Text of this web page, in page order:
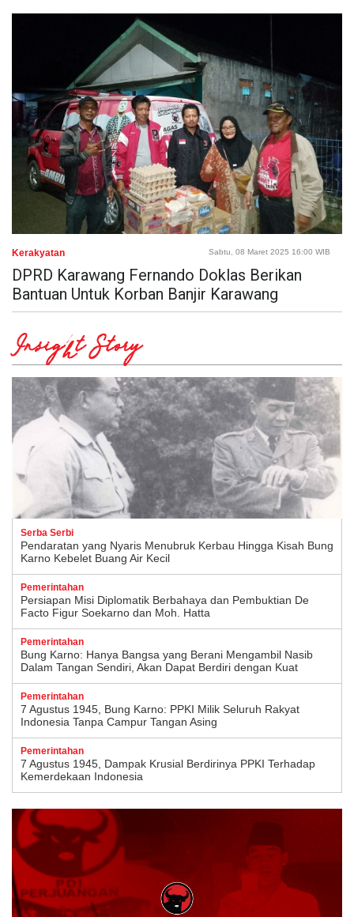
Kerakyatan Sabtu, 08 Maret 2025 16:00 WIB
DPRD Karawang Fernando Doklas Berikan
Bantuan Untuk Korban Banjir Karawang
Insight Story
Serba Serbi
Pendaratan yang Nyaris Menubruk Kerbau Hingga Kisah Bung
Karno Kebelet Buang Air Kecil
Pemerintahan
Persiapan Misi Diplomatik Berbahaya dan Pembuktian De
Facto Figur Soekarno dan Moh. Hatta
Pemerintahan
Bung Karno: Hanya Bangsa yang Berani Mengambil Nasib
Dalam Tangan Sendiri, Akan Dapat Berdiri dengan Kuat
Pemerintahan
7 Agustus 1945, Bung Karno: PPKI Milik Seluruh Rakyat
Indonesia Tanpa Campur Tangan Asing
Pemerintahan
7 Agustus 1945, Dampak Krusial Berdirinya PPKI Terhadap
Kemerdekaan Indonesia